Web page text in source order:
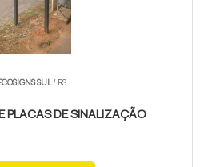
SUL/ RS
PLACAS DE SINALIZAÇÃO